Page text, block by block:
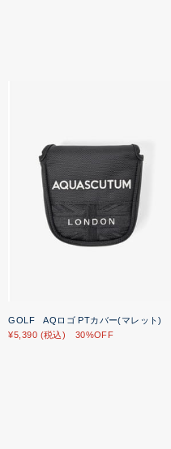
GOLF AQロゴ PTカバー(マレット)
¥5,390 (税込) 30%OFF